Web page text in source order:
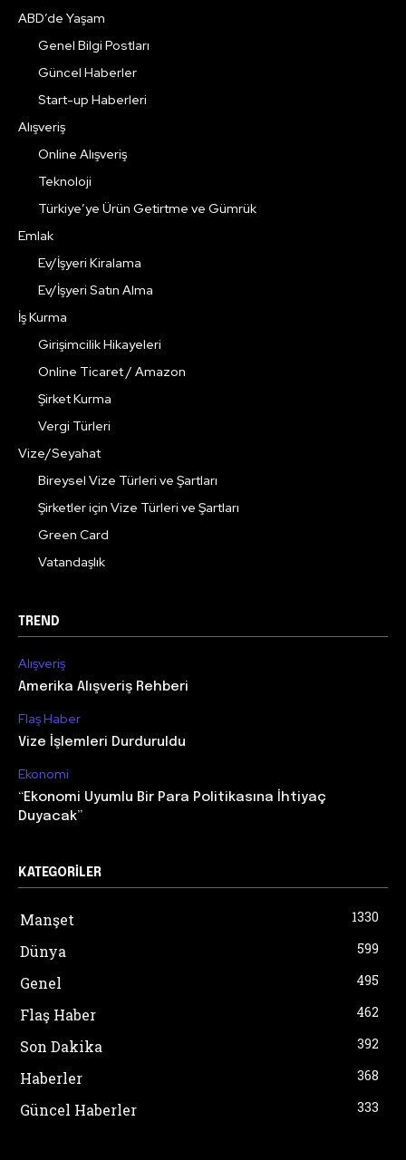
ABD’de Yaşam
Genel Bilgi Postları
Güncel Haberler
Start-up Haberleri
Alışveriş
Online Alışveriş
Teknoloji
Türkiye’ye Ürün Getirtme ve Gümrük
Emlak
Ev/İşyeri Kiralama
Ev/İşyeri Satın Alma
İş Kurma
Girişimcilik Hikayeleri
Online Ticaret / Amazon
Şirket Kurma
Vergi Türleri
Vize/Seyahat
Bireysel Vize Türleri ve Şartları
Şirketler için Vize Türleri ve Şartları
Green Card
Vatandaşlık
TREND
Alışveriş
Amerika Alışveriş Rehberi
Flaş Haber
Vize İşlemleri Durduruldu
Ekonomi
“Ekonomi Uyumlu Bir Para Politikasına İhtiyaç
Duyacak”
KATEGORILER
Manşet 1330
Dünya 599
Genel 495
Flaş Haber 462
Son Dakika 392
Haberler 368
Güncel Haberler 333